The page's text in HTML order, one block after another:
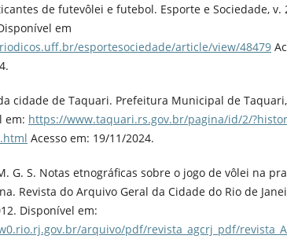
de futevôlei e futebol. Esporte e Sociedade, v.
em
esportesociedade/article/view/48479
cidade de Taquari. Prefeitura Municipal de
em: https://www.taquari.rs.gov.br/pagina/id/2/
Acesso em: 19/11/2024.
G. S. Notas etnográficas sobre o jogo de vôlei na
Revista do Arquivo Geral da Cidade do Rio de
Disponível em:
arquivo/pdf/revista_agcrj_pdf/